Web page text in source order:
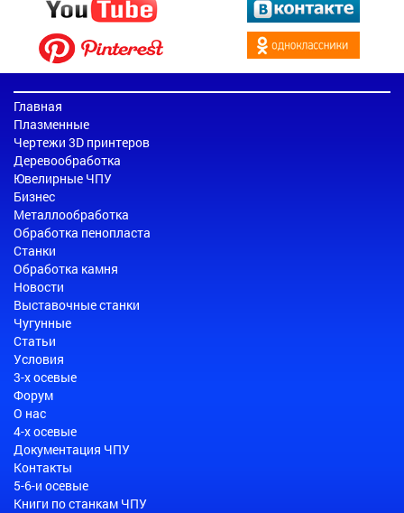
Главная
Плазменные
Чертежи 3D принтеров
Деревообработка
Ювелирные ЧПУ
Бизнес
Металлообработка
Обработка пенопласта
Станки
Обработка камня
Новости
Выставочные станки
Чугунные
Статьи
Условия
3-х осевые
Форум
О нас
4-х осевые
Документация ЧПУ
Контакты
5-6-и осевые
Книги по станкам ЧПУ